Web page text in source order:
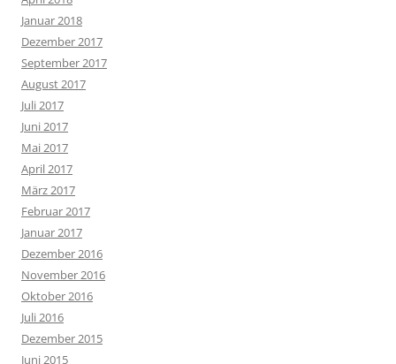
Januar 2018
Dezember 2017
September 2017
August 2017
Juli 2017
Juni 2017
Mai 2017
April 2017
März 2017
Februar 2017
Januar 2017
Dezember 2016
November 2016
Oktober 2016
Juli 2016
Dezember 2015
Juni 2015